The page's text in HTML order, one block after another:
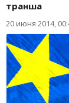
транша
20 июня 2014,